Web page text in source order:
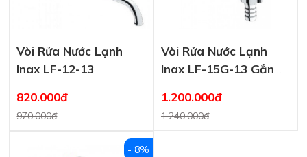
Vòi Rửa Nước Lạnh
Inax LF-12-13
820.000đ
970.000đ
Vòi Rửa Nước Lạnh
Inax LF-15G-13 Gắn
1.200.000đ
1.240.000đ
- 8%